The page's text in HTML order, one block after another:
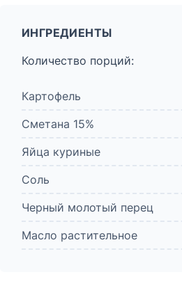
ИНГРЕДИЕНТЫ
Количество порций:
Картофель
Сметана 15%
Яйца куриные
Соль
Черный молотый перец
Масло растительное